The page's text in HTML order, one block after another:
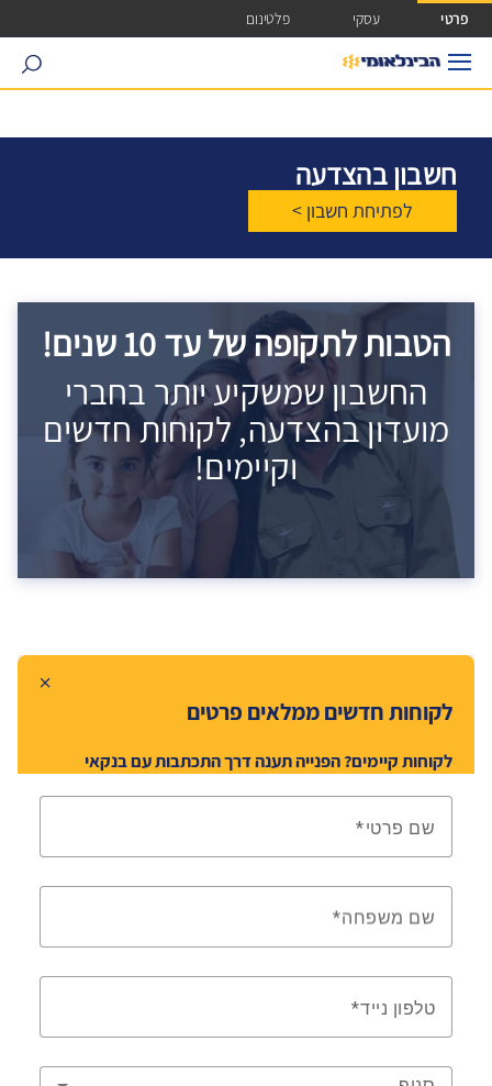
גישה ישירה לכפתור כניסה לחשבונך
פרטי עסקי פלטינום
search
חשבון בהצדעה
לפתיחת חשבון >
הטבות לתקופה של עד 10 שנים!
החשבון שמשקיע יותר בחברי
מועדון בהצדעה, לקוחות חדשים
וקיימים!